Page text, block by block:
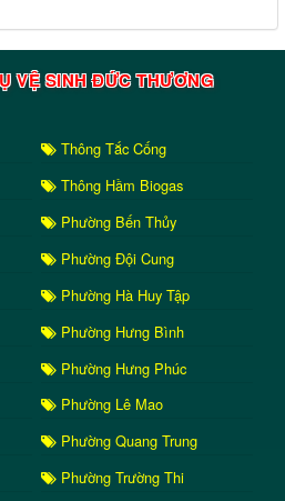
VỆ SINH ĐỨC THƯƠNG
Thông Tắc Cống
Thông Hầm Biogas
Phường Bến Thủy
Phường Đội Cung
Phường Hà Huy Tập
Phường Hưng Bình
Phường Hưng Phúc
Phường Lê Mao
Phường Quang Trung
Phường Trường Thi